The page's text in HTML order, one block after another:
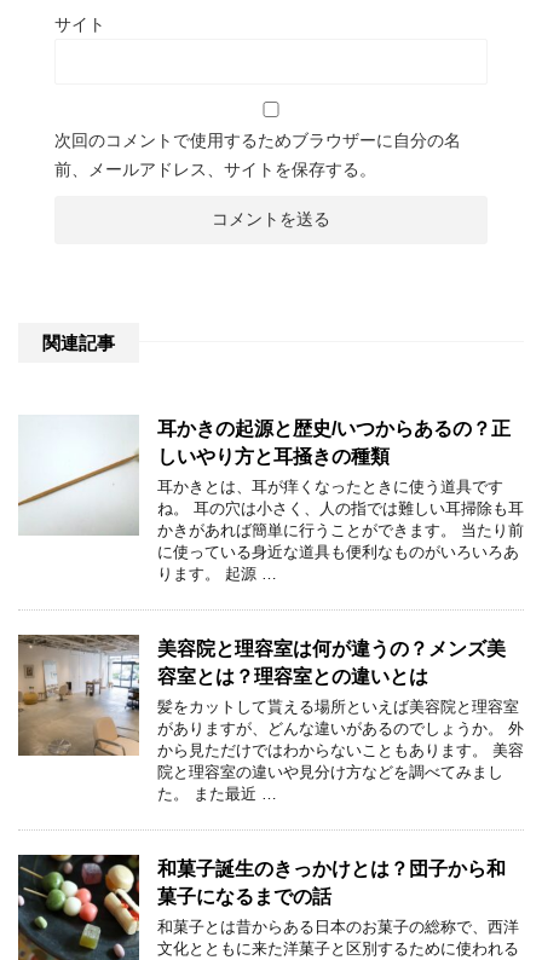
サイト
次回のコメントで使用するためブラウザーに自分の名
前、メールアドレス、サイトを保存する。
関連記事
耳かきの起源と歴史/いつからあるの？正
しいやり方と耳掻きの種類
耳かきとは、耳が痒くなったときに使う道具です
ね。 耳の穴は小さく、人の指では難しい耳掃除も耳
かきがあれば簡単に行うことができます。 当たり前
に使っている身近な道具も便利なものがいろいろあ
ります。 起源 …
美容院と理容室は何が違うの？メンズ美
容室とは？理容室との違いとは
髪をカットして貰える場所といえば美容院と理容室
がありますが、どんな違いがあるのでしょうか。 外
から見ただけではわからないこともあります。 美容
院と理容室の違いや見分け方などを調べてみまし
た。 また最近 …
和菓子誕生のきっかけとは？団子から和
菓子になるまでの話
和菓子とは昔からある日本のお菓子の総称で、西洋
文化とともに来た洋菓子と区別するために使われる